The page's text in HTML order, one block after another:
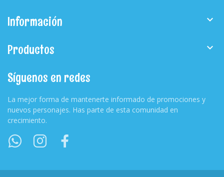
Información

Productos 
Síguenos en redes
La mejor forma de mantenerte informado de promociones y
nuevos personajes. Has parte de esta comunidad en
crecimiento.